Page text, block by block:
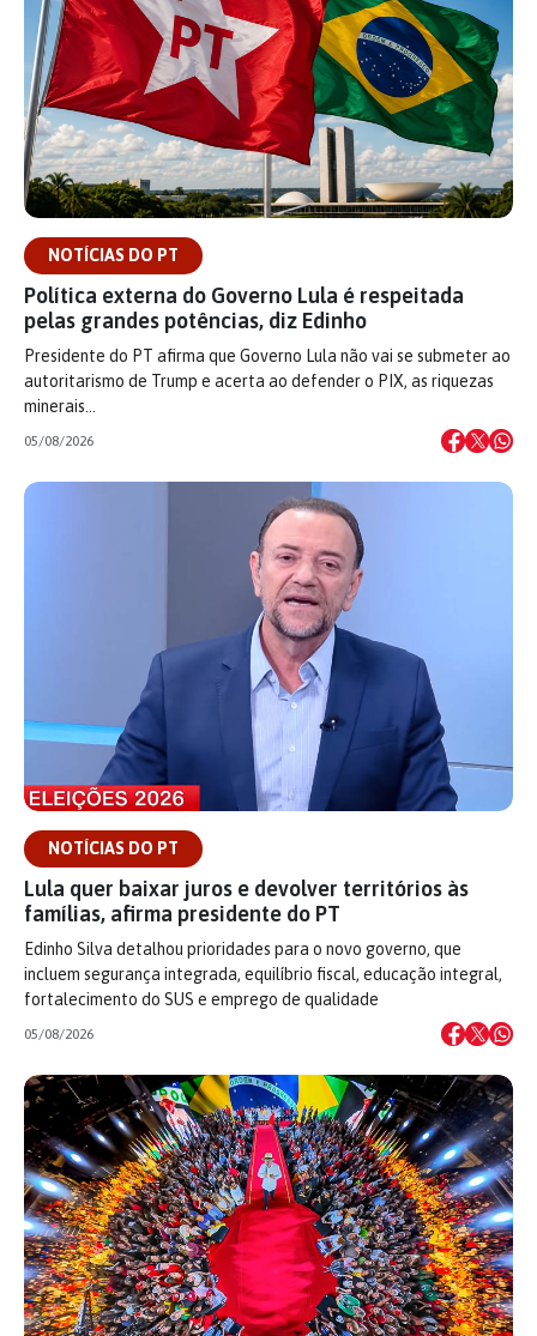
NOTÍCIAS DO PT
Política externa do Governo Lula é respeitada
pelas grandes potências, diz Edinho
Presidente do PT afirma que Governo Lula não vai se submeter ao
autoritarismo de Trump e acerta ao defender o PIX, as riquezas
minerais…
05/08/2026
NOTÍCIAS DO PT
Lula quer baixar juros e devolver territórios às
famílias, afirma presidente do PT
Edinho Silva detalhou prioridades para o novo governo, que
incluem segurança integrada, equilíbrio fiscal, educação integral,
fortalecimento do SUS e emprego de qualidade
05/08/2026